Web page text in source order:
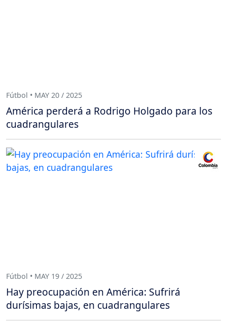
Fútbol • MAY 20 / 2025
América perderá a Rodrigo Holgado para los
cuadrangulares
Fútbol • MAY 19 / 2025
Hay preocupación en América: Sufrirá
durísimas bajas, en cuadrangulares